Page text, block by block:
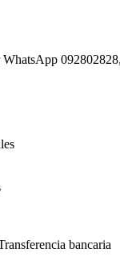
bancaria